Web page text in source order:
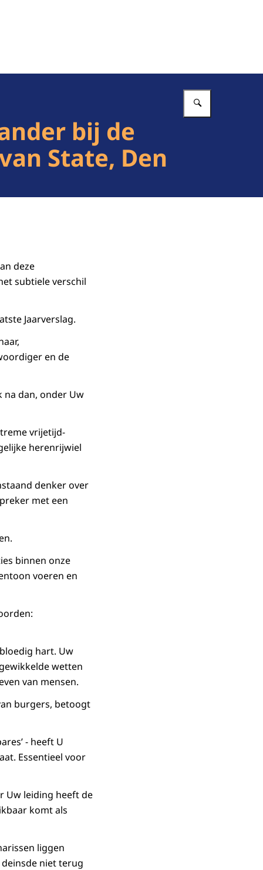
bij de
State, Den
deze
subtiele verschil
Jaarverslag.
en de
na dan, onder Uw
vrijetijd-
herenrijwiel
denker over
met een
binnen onze
voeren en
hart. Uw
wetten
van mensen.
burgers, betoogt
- heeft U
Essentieel voor
Uw leiding heeft de
komt als
liggen
niet terug